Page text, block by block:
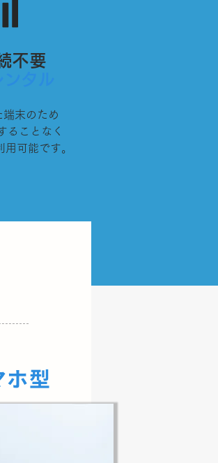
不要
末のため
ることなく
可能です。
ホ型